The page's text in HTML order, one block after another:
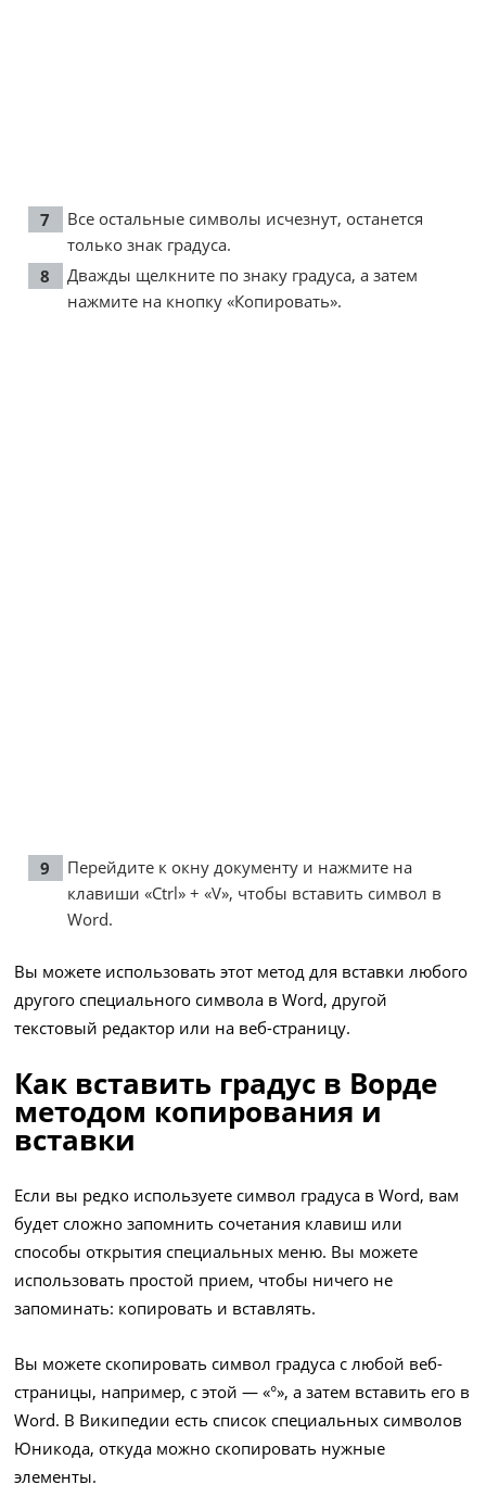
Все остальные символы исчезнут, останется
только знак градуса.
Дважды щелкните по знаку градуса, а затем
нажмите на кнопку «Копировать».
Перейдите к окну документу и нажмите на
клавиши «Ctrl» + «V», чтобы вставить символ в
Word.
Вы можете использовать этот метод для вставки любого
другого специального символа в Word, другой
текстовый редактор или на веб-страницу.
Как вставить градус в Ворде
методом копирования и
вставки
Если вы редко используете символ градуса в Word, вам
будет сложно запомнить сочетания клавиш или
способы открытия специальных меню. Вы можете
использовать простой прием, чтобы ничего не
запоминать: копировать и вставлять.
Вы можете скопировать символ градуса с любой веб-
страницы, например, с этой — «°», а затем вставить его в
Word. В Википедии есть список специальных символов
Юникода, откуда можно скопировать нужные
элементы.